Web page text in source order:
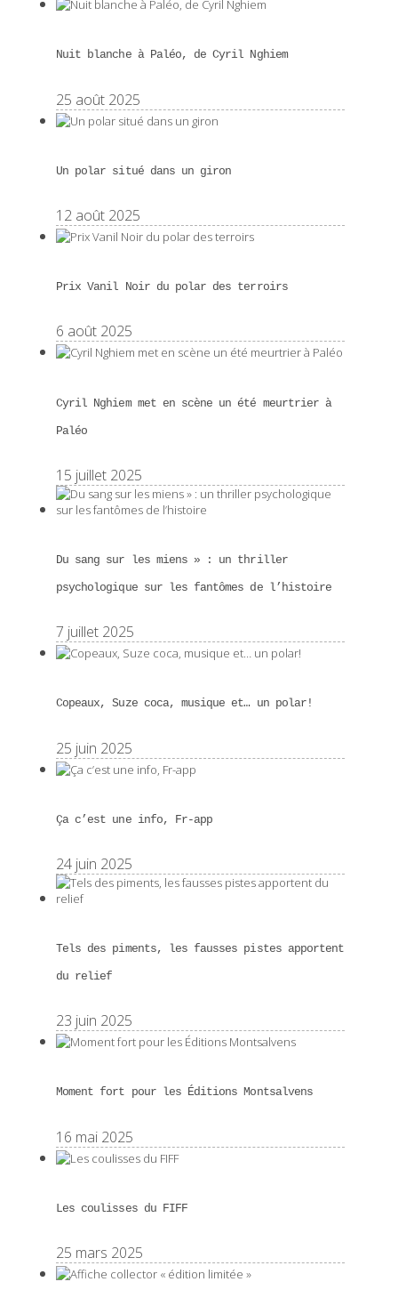
Nuit blanche à Paléo, de Cyril Nghiem
25 août 2025
Un polar situé dans un giron
12 août 2025
Prix Vanil Noir du polar des terroirs
6 août 2025
Cyril Nghiem met en scène un été meurtrier à
Paléo
15 juillet 2025
Du sang sur les miens » : un thriller
psychologique sur les fantômes de l’histoire
7 juillet 2025
Copeaux, Suze coca, musique et… un polar!
25 juin 2025
Ça c’est une info, Fr-app
24 juin 2025
Tels des piments, les fausses pistes apportent
du relief
23 juin 2025
Moment fort pour les Éditions Montsalvens
16 mai 2025
Les coulisses du FIFF
25 mars 2025